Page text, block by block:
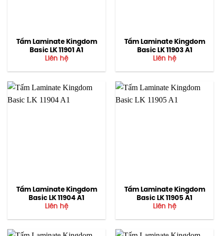
Tấm Laminate Kingdom
Basic LK 11901 A1
Liên hệ
Tấm Laminate Kingdom
Basic LK 11903 A1
Liên hệ
Tấm Laminate Kingdom
Basic LK 11904 A1
Liên hệ
Tấm Laminate Kingdom
Basic LK 11905 A1
Liên hệ